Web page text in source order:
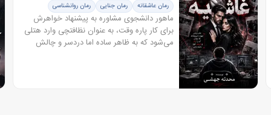
رمان عاشقانه رمان جنایی رمان روانشناسی رمان معمایی
ماهور دانشجوی مشاوره به پیشنهاد خواهرش
برای کار پاره وقت، به عنوان نظافتچی وارد هتلی
می‌شود که به ظاهر ساده اما دردسر و چالش